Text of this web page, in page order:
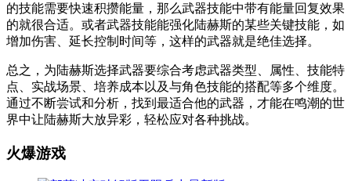
的技能需要快速积攒能量，那么武器技能中带有能量回复效果
的就很合适。或者武器技能能强化陆赫斯的某些关键技能，如
增加伤害、延长控制时间等，这样的武器就是绝佳选择。
总之，为陆赫斯选择武器要综合考虑武器类型、属性、技能特
点、实战场景、培养成本以及与角色技能的搭配等多个维度。
通过不断尝试和分析，找到最适合他的武器，才能在鸣潮的世
界中让陆赫斯大放异彩，轻松应对各种挑战。
火爆游戏